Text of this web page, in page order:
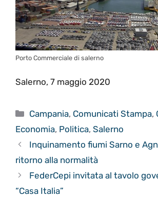
Porto Commerciale di salerno
Salerno, 7 maggio 2020
Categorie
Campania, Comunicati Stampa,
Economia, Politica, Salerno
Inquinamento fiumi Sarno e
ritorno alla normalità
FederCepi invitata al tavolo
“Casa Italia”